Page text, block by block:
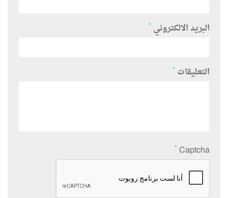
البريد الالكتروني *
التعليقات *
Captcha
*